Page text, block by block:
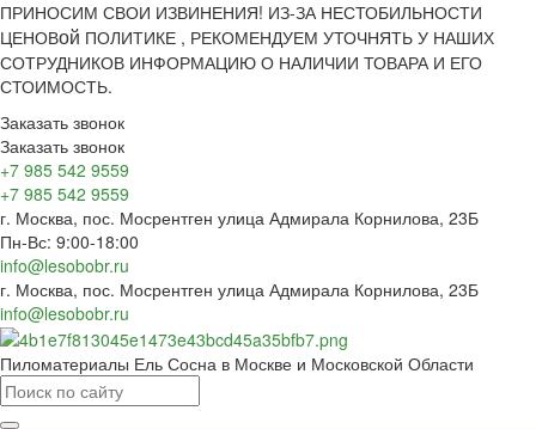
ПРИНОСИМ СВОИ ИЗВИНЕНИЯ! ИЗ-ЗА НЕСТОБИЛЬНОСТИ
ЦЕНОВой ПОЛИТИКЕ , РЕКОМЕНДУЕМ УТОЧНЯТЬ У НАШИХ
СОТРУДНИКОВ ИНФОРМАЦИЮ О НАЛИЧИИ ТОВАРА И ЕГО
СТОИМОСТЬ.
Заказать звонок
Заказать звонок
+7 985 542 9559
+7 985 542 9559
г. Москва, пос. Мосрентген улица Адмирала Корнилова, 23Б
Пн-Вс: 9:00-18:00
info@lesobobr.ru
г. Москва, пос. Мосрентген улица Адмирала Корнилова, 23Б
info@lesobobr.ru
Пиломатериалы Ель Сосна в Москве и Московской Области